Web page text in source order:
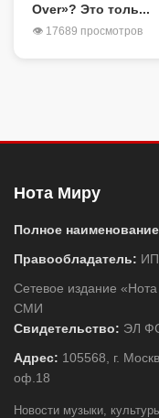
Over»? Это толь...
👁 17689 просмотров
Нота Миру
Полное
Правообладатель: ИП
Сетевое издание
СМИ
Свидетельство: ЭЛ
Адрес: 105568, г.
оф.18
Новости музыки,